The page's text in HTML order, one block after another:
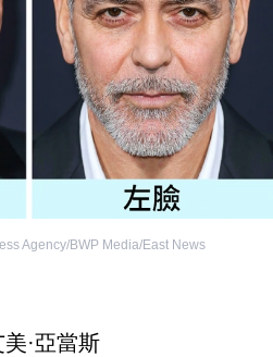
Agency/BWP Media/East News
·亞當斯